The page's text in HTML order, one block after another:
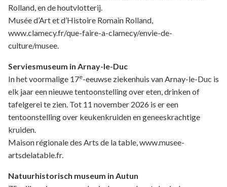
Rolland, en de houtvlotterij.
Musée d’Art et d’Histoire Romain Rolland,
www.clamecy.fr/que-faire-a-clamecy/envie-de-
culture/musee.
Serviesmuseum in Arnay-le-Duc
In het voormalige 17e-eeuwse ziekenhuis van Arnay-le-Duc is
elk jaar een nieuwe tentoonstelling over eten, drinken of
tafelgerei te zien. Tot 11 november 2026 is er een
tentoonstelling over keukenkruiden en geneeskrachtige
kruiden.
Maison régionale des Arts de la table, www.musee-
artsdelatable.fr.
Natuurhistorisch museum in Autun